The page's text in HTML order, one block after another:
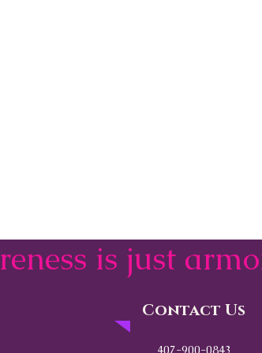
Contact Us
407-900-0843
is just